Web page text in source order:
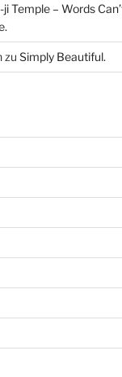
ji Temple – Words
zu Simply Beautiful.